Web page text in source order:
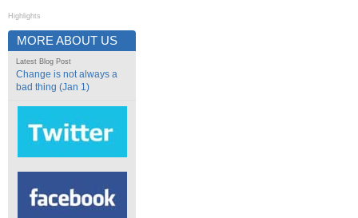
Highlights
MORE ABOUT US
Latest Blog Post
Change is not always a
bad thing (Jan 1)